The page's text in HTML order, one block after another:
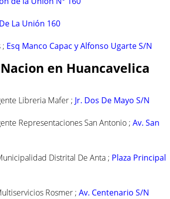
La Unión 160
; Esq Manco Capac y Alfonso Ugarte S/N
en Huancavelica
Libreria Mafer ; Jr. Dos De Mayo S/N
Representaciones San Antonio ; Av. San
Distrital De Anta ; Plaza Principal
Rosmer ; Av. Centenario S/N